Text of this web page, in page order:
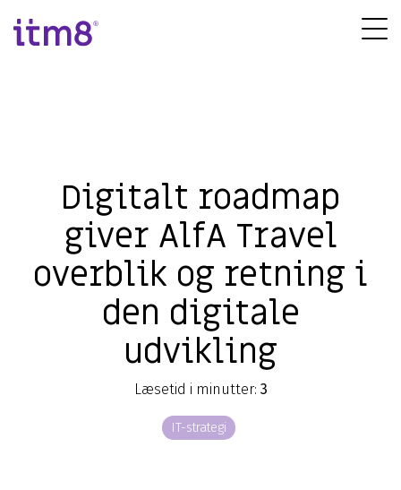
direkte
Digitalt roadmap
giver AlfA Travel
overblik og retning i
den digitale
udvikling
Læsetid i minutter: 3
IT-strategi